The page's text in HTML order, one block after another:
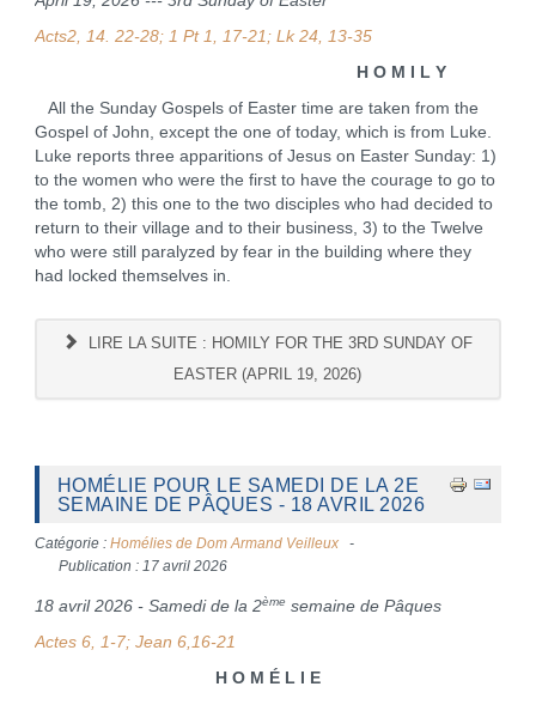
Acts2, 14. 22-28; 1 Pt 1, 17-21; Lk 24, 13-35
H O M I L Y
All the Sunday Gospels of Easter time are taken from the
Gospel of John, except the one of today, which is from Luke.
Luke reports three apparitions of Jesus on Easter Sunday: 1)
to the women who were the first to have the courage to go to
the tomb, 2) this one to the two disciples who had decided to
return to their village and to their business, 3) to the Twelve
who were still paralyzed by fear in the building where they
had locked themselves in.
LIRE LA SUITE : HOMILY FOR THE 3RD SUNDAY OF
EASTER (APRIL 19, 2026)
HOMÉLIE POUR LE SAMEDI DE LA 2E
SEMAINE DE PÂQUES - 18 AVRIL 2026
Catégorie : Homélies de Dom Armand Veilleux
Publication : 17 avril 2026
18 avril 2026 - Samedi de la 2ème semaine de Pâques
Actes 6, 1-7; Jean 6,16-21
H O M É L I E